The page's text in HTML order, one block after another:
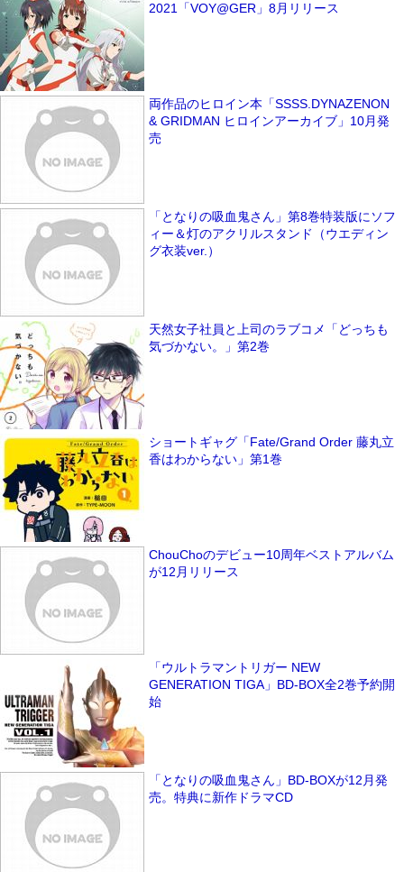
2021「VOY@GER」8月リリース
両作品のヒロイン本「SSSS.DYNAZENON
& GRIDMAN ヒロインアーカイブ」10月発
売
「となりの吸血鬼さん」第8巻特装版にソフ
ィー＆灯のアクリルスタンド（ウエディン
グ衣装ver.）
天然女子社員と上司のラブコメ「どっちも
気づかない。」第2巻
ショートギャグ「Fate/Grand Order 藤丸立
香はわからない」第1巻
ChouChoのデビュー10周年ベストアルバム
が12月リリース
「ウルトラマントリガー NEW
GENERATION TIGA」BD-BOX全2巻予約開
始
「となりの吸血鬼さん」BD-BOXが12月発
売。特典に新作ドラマCD